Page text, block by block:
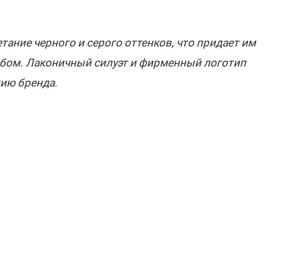
черного и серого оттенков, что придает им
Лаконичный силуэт и фирменный логотип
бренда.